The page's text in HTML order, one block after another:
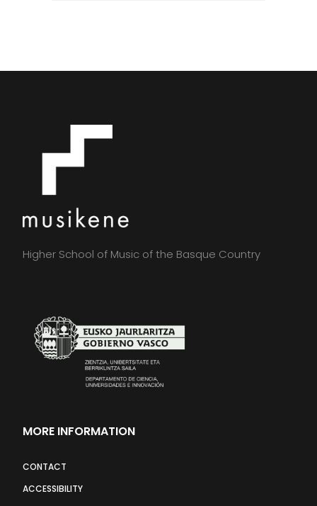
Higher School of Music of the Basque Country
MORE INFORMATION
CONTACT
ACCESSIBILITY